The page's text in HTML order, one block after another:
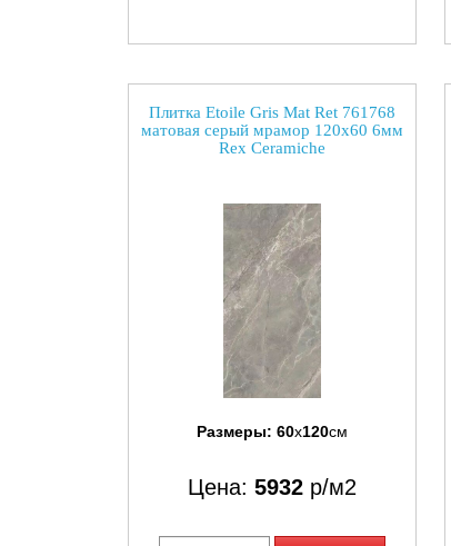
Плитка Etoile Gris Mat Ret 761768
матовая серый мрамор 120x60 6мм
Rex Ceramiche
Размеры: 60x120см
Цена: 5932р/м2